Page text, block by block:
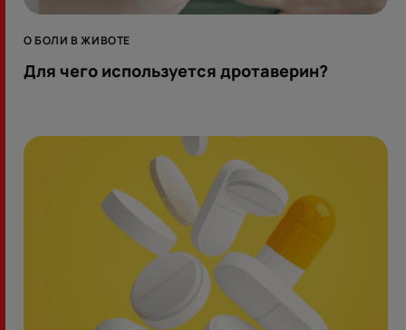
О БОЛИ В ЖИВОТЕ
Для чего используется дротаверин?